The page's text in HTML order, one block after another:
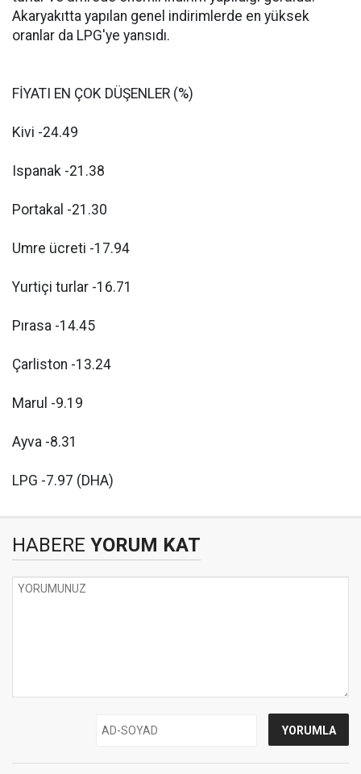
Akaryakıtta yapılan genel indirimlerde en yüksek
oranlar da LPG'ye yansıdı.
FİYATI EN ÇOK DÜŞENLER (%)
Kivi -24.49
Ispanak -21.38
Portakal -21.30
Umre ücreti -17.94
Yurtiçi turlar -16.71
Pırasa -14.45
Çarliston -13.24
Marul -9.19
Ayva -8.31
LPG -7.97 (DHA)
HABERE YORUM KAT